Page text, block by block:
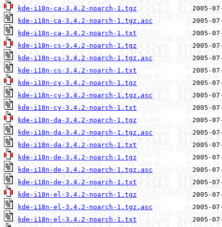
kde-i18n-ca-3.4.2-noarch-1.tgz
kde-i18n-ca-3.4.2-noarch-1.tgz.asc
kde-i18n-ca-3.4.2-noarch-1.txt
kde-i18n-cs-3.4.2-noarch-1.tgz
kde-i18n-cs-3.4.2-noarch-1.tgz.asc
kde-i18n-cs-3.4.2-noarch-1.txt
kde-i18n-cy-3.4.2-noarch-1.tgz
kde-i18n-cy-3.4.2-noarch-1.tgz.asc
kde-i18n-cy-3.4.2-noarch-1.txt
kde-i18n-da-3.4.2-noarch-1.tgz
kde-i18n-da-3.4.2-noarch-1.tgz.asc
kde-i18n-da-3.4.2-noarch-1.txt
kde-i18n-de-3.4.2-noarch-1.tgz
kde-i18n-de-3.4.2-noarch-1.tgz.asc
kde-i18n-de-3.4.2-noarch-1.txt
kde-i18n-el-3.4.2-noarch-1.tgz
kde-i18n-el-3.4.2-noarch-1.tgz.asc
kde-i18n-el-3.4.2-noarch-1.txt